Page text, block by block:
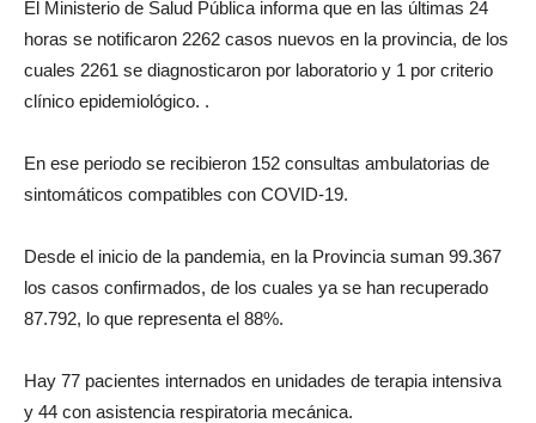
El Ministerio de Salud Pública informa que en las últimas 24
horas se notificaron 2262 casos nuevos en la provincia, de los
cuales 2261 se diagnosticaron por laboratorio y 1 por criterio
clínico epidemiológico. .
En ese periodo se recibieron 152 consultas ambulatorias de
sintomáticos compatibles con COVID-19.
Desde el inicio de la pandemia, en la Provincia suman 99.367
los casos confirmados, de los cuales ya se han recuperado
87.792, lo que representa el 88%.
Hay 77 pacientes internados en unidades de terapia intensiva
y 44 con asistencia respiratoria mecánica.